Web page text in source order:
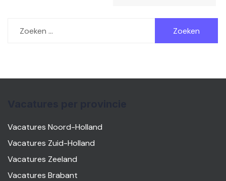
naar:
Vacatures Noord-Holland
Vacatures Zuid-Holland
Vacatures Zeeland
Vacatures Brabant